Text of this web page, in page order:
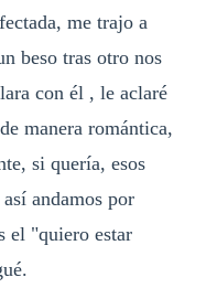
me trajo a
beso tras otro nos
con él , le aclaré
manera romántica,
si quería, esos
andamos por
el "quiero estar